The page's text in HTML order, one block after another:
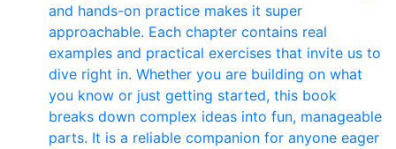
and hands-on practice makes it super
approachable. Each chapter contains real
examples and practical exercises that invite us to
dive right in. Whether you are building on what
you know or just getting started, this book
breaks down complex ideas into fun, manageable
parts. It is a reliable companion for anyone eager